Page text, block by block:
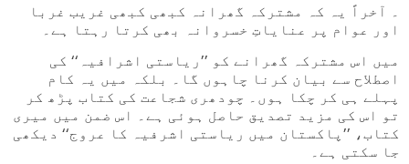
۔ آخراً یہ کہ مشترکہ گھرانہ کبھی کبھی غریب غربا
اور عوام پر عنایاتِ خسروانہ بھی کرتا رہتا ہے۔
میں اس مشترکہ گھرانے کو ’’ریاستی اشرافیہ‘‘ کی
اصطلاح سے بیان کرنا چاہوں گا۔ بلکہ میں یہ کام
پہلے ہی کر چکا ہوں۔ چودھری شجاعت کی کتاب پڑھ کر
تو اس کی مزید تصدیق حاصل ہوئی ہے۔ اس ضمن میں میری
کتاب، ’’پاکستان میں ریاستی اشرفیہ کا عروج‘‘ دیکھی
جا سکتی ہے۔